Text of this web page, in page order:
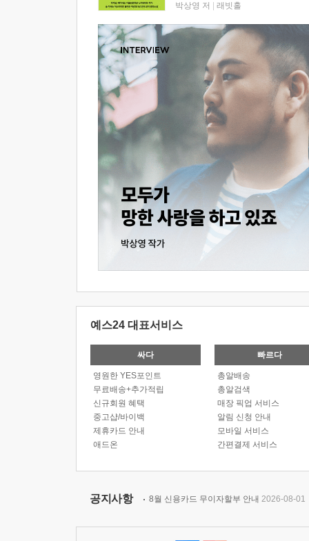
박상영 저 래빗홀
예스24 대표서비스
싸다
영원한 YES포인트
무료배송+추가적립
신규회원 혜택
중고샵/바이백
제휴카드 안내
애드온
빠르다
총알배송
총알검색
매장 픽업 서비스
알림 신청 안내
모바일 서비스
간편결제 서비스
공지사항 8월 신용카드 무이자할부 안내 2026-08-01